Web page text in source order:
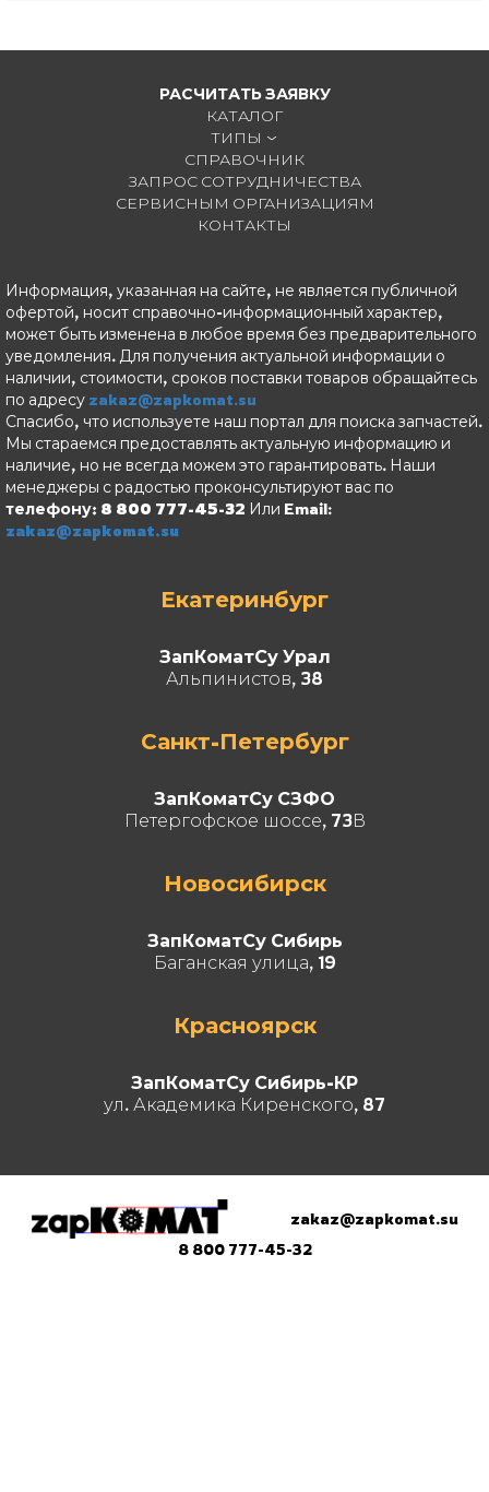
РАСЧИТАТЬ ЗАЯВКУ
КАТАЛОГ
ТИПЫ
СПРАВОЧНИК
ЗАПРОС СОТРУДНИЧЕСТВА
СЕРВИСНЫМ ОРГАНИЗАЦИЯМ
КОНТАКТЫ
Информация, указанная на сайте, не является публичной
офертой, носит справочно-информационный характер,
может быть изменена в любое время без предварительного
уведомления. Для получения актуальной информации о
наличии, стоимости, сроков поставки товаров обращайтесь
по адресу zakaz@zapkomat.su
Спасибо, что используете наш портал для поиска запчастей.
Мы стараемся предоставлять актуальную информацию и
наличие, но не всегда можем это гарантировать. Наши
менеджеры с радостью проконсультируют вас по
телефону: 8 800 777-45-32 Или Email:
zakaz@zapkomat.su
Екатеринбург
ЗапКоматСу Урал
Альпинистов, 38
Санкт-Петербург
ЗапКоматСу СЗФО
Петергофское шоссе, 73В
Новосибирск
ЗапКоматСу Сибирь
Баганская улица, 19
Красноярск
ЗапКоматСу Сибирь-КР
ул. Академика Киренского, 87
zakaz@zapkomat.su
8 800 777-45-32